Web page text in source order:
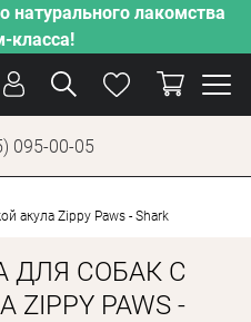
натурального лакомства
класса!
095-00-05
акула Zippy Paws - Shark
ДЛЯ СОБАК С
PAWS -